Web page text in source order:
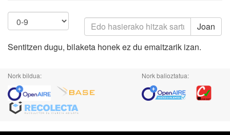
Joan
Sentitzen dugu, bilaketa honek ez du emaitzarik izan.
Nork bildua: Nork balioztatua: